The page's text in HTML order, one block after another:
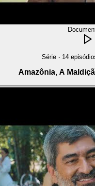
Série · 14
Amazônia, A